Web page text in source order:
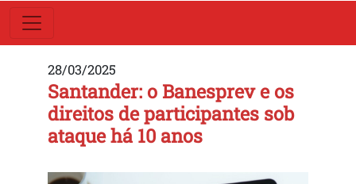
28/03/2025
Santander: o Banesprev e os
direitos de participantes sob
ataque há 10 anos